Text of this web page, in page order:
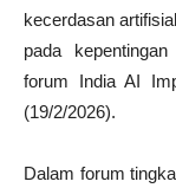
kecerdasan
pada
forum India AI
(19/2/2026).
Dalam forum